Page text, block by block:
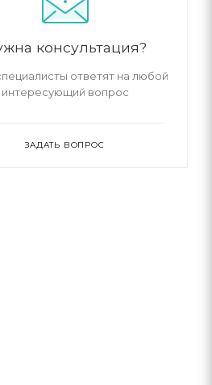
консультация?
ответят на любой
интересующий вопрос
ЗАДАТЬ ВОПРОС